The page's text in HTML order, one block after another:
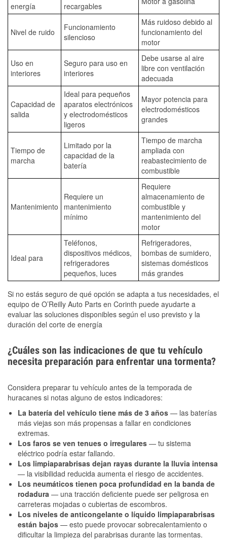
energía
recargables
Nivel de ruido
Funcionamiento
silencioso
Más ruidoso debido al
funcionamiento del
motor
Uso en
interiores
Seguro para uso en
interiores
Debe usarse al aire
libre con ventilación
adecuada
Capacidad de
salida
Ideal para pequeños
aparatos electrónicos
y electrodomésticos
ligeros
Mayor potencia para
electrodomésticos
grandes
Tiempo de
marcha
Limitado por la
capacidad de la
batería
Tiempo de marcha
ampliada con
reabastecimiento de
combustible
Mantenimiento
Requiere un
mantenimiento
mínimo
Requiere
almacenamiento de
combustible y
mantenimiento del
motor
Ideal para
Teléfonos,
dispositivos médicos,
refrigeradores
pequeños, luces
Refrigeradores,
bombas de sumidero,
sistemas domésticos
más grandes
Si no estás seguro de qué opción se adapta a tus necesidades, el
equipo de O’Reilly Auto Parts en Corinth puede ayudarte a
evaluar las soluciones disponibles según el uso previsto y la
duración del corte de energía
¿Cuáles son las indicaciones de que tu vehículo
necesita preparación para enfrentar una tormenta?
Considera preparar tu vehículo antes de la temporada de
huracanes si notas alguno de estos indicadores:
La batería del vehículo tiene más de 3 años — las baterías
más viejas son más propensas a fallar en condiciones
extremas.
Los faros se ven tenues o irregulares — tu sistema
eléctrico podría estar fallando.
Los limpiaparabrisas dejan rayas durante la lluvia intensa
— la visibilidad reducida aumenta el riesgo de accidentes.
Los neumáticos tienen poca profundidad en la banda de
rodadura — una tracción deficiente puede ser peligrosa en
carreteras mojadas o cubiertas de escombros.
Los niveles de anticongelante o líquido limpiaparabrisas
están bajos — esto puede provocar sobrecalentamiento o
dificultar la limpieza del parabrisas durante las tormentas.